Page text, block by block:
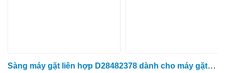
Sàng máy gặt liên hợp D28482378 dành cho máy gặt đập liên hợp Massey Ferguson 9280